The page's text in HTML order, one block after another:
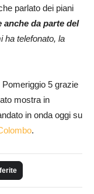
parlato dei piani
anche da parte del
ha telefonato, la
5 grazie
mostra in
in onda oggi su
.